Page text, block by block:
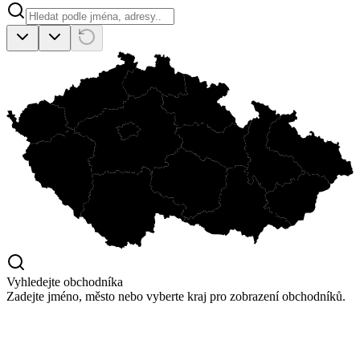
Vyhledejte obchodníka
Zadejte jméno, město nebo vyberte kraj pro zobrazení obchodníků.